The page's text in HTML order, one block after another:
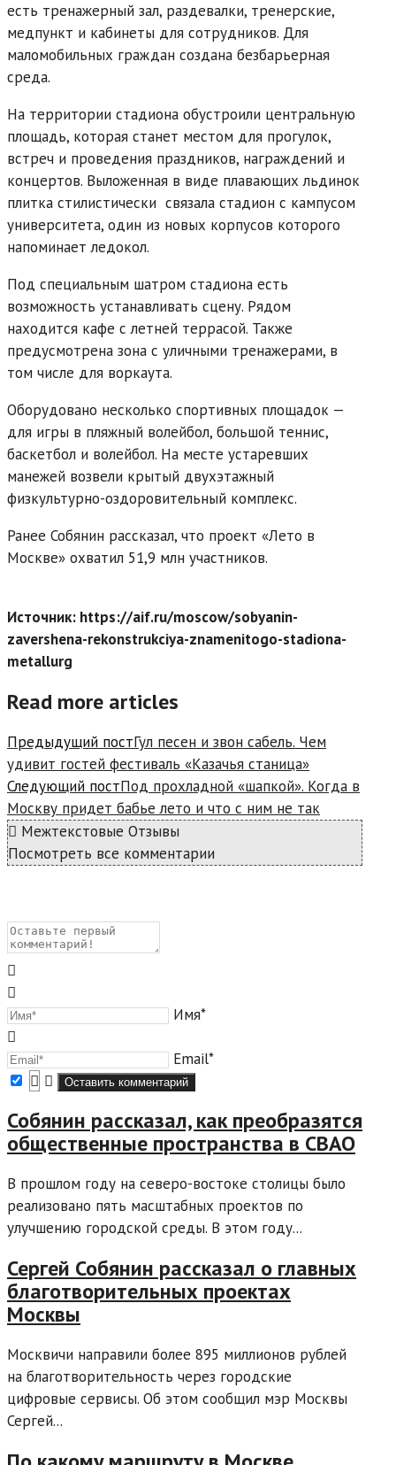
есть тренажерный зал, раздевалки, тренерские,
медпункт и кабинеты для сотрудников. Для
маломобильных граждан создана безбарьерная
среда.
На территории стадиона обустроили центральную
площадь, которая станет местом для прогулок,
встреч и проведения праздников, награждений и
концертов. Выложенная в виде плавающих льдинок
плитка стилистически связала стадион с кампусом
университета, один из новых корпусов которого
напоминает ледокол.
Под специальным шатром стадиона есть
возможность устанавливать сцену. Рядом
находится кафе с летней террасой. Также
предусмотрена зона с уличными тренажерами, в
том числе для воркаута.
Оборудовано несколько спортивных площадок —
для игры в пляжный волейбол, большой теннис,
баскетбол и волейбол. На месте устаревших
манежей возвели крытый двухэтажный
физкультурно-оздоровительный комплекс.
Ранее Собянин рассказал, что проект «Лето в
Москве» охватил 51,9 млн участников.
Источник: https://aif.ru/moscow/sobyanin-
zavershena-rekonstrukciya-znamenitogo-stadiona-
metallurg
Read more articles
Предыдущий постГул песен и звон сабель. Чем
удивит гостей фестиваль «Казачья станица»
Следующий постПод прохладной «шапкой». Когда в
Москву придет бабье лето и что с ним не так
Межтекстовые Отзывы
Посмотреть все комментарии
Имя*
Email*
Собянин рассказал, как преобразятся
общественные пространства в СВАО
В прошлом году на северо-востоке столицы было
реализовано пять масштабных проектов по
улучшению городской среды. В этом году...
Сергей Собянин рассказал о главных
благотворительных проектах
Москвы
Москвичи направили более 895 миллионов рублей
на благотворительность через городские
цифровые сервисы. Об этом сообщил мэр Москвы
Сергей...